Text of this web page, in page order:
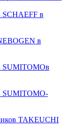
SCHAEFF в
в
SUMITOMOв
SUMITOMO-
TAKEUCHI